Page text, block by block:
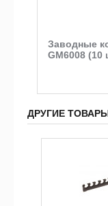
Заводные
GM6008 (10
ДРУГИЕ